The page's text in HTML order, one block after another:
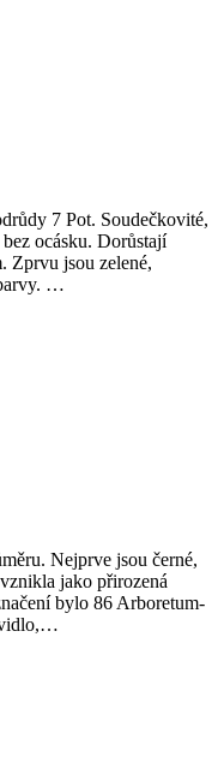
7 Pot. Soudečkovité,
ocásku. Dorůstají
Zprvu jsou zelené,
…
Nejprve jsou černé,
jako přirozená
bylo 86 Arboretum-